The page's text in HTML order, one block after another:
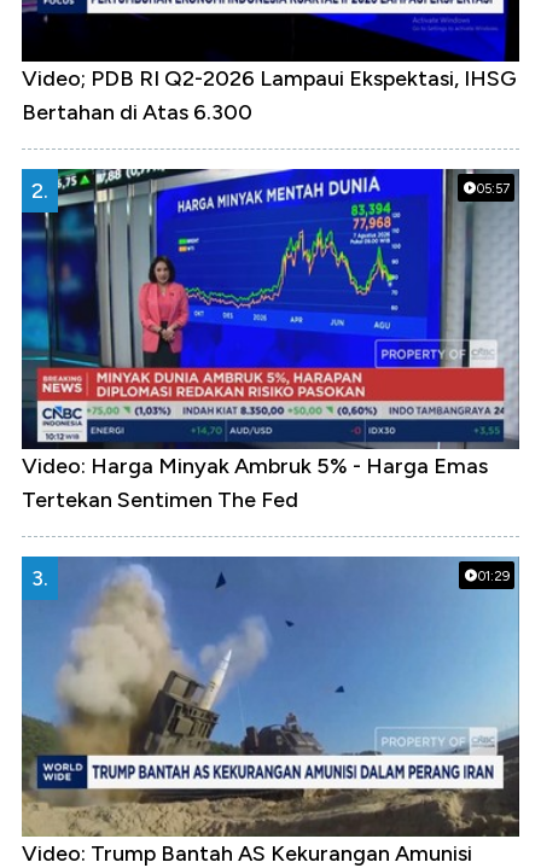
Video; PDB RI Q2-2026 Lampaui Ekspektasi, IHSG
Bertahan di Atas 6.300
05:57
2.
Video: Harga Minyak Ambruk 5% - Harga Emas
Tertekan Sentimen The Fed
01:29
3.
Video: Trump Bantah AS Kekurangan Amunisi